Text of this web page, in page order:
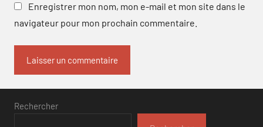
Enregistrer mon nom, mon e-mail et mon site dans le
navigateur pour mon prochain commentaire.
Rechercher